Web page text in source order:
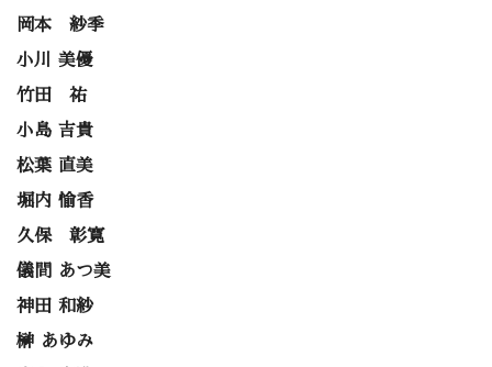
岡本 紗季
小川 美優
竹田 祐
小島 吉貴
松葉 直美
堀内 愉香
久保 彰寛
儀間 あつ美
神田 和紗
榊 あゆみ